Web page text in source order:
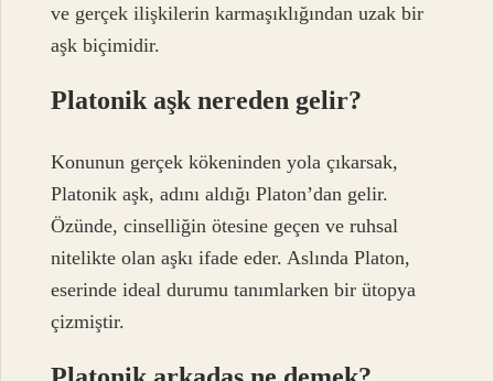
ve gerçek ilişkilerin karmaşıklığından uzak bir
aşk biçimidir.
Platonik aşk nereden gelir?
Konunun gerçek kökeninden yola çıkarsak,
Platonik aşk, adını aldığı Platon’dan gelir.
Özünde, cinselliğin ötesine geçen ve ruhsal
nitelikte olan aşkı ifade eder. Aslında Platon,
eserinde ideal durumu tanımlarken bir ütopya
çizmiştir.